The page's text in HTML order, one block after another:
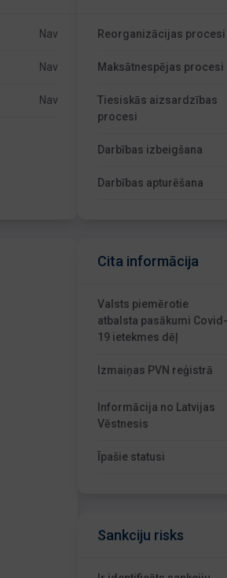
Nav
Nav
Nav
Reorganizācijas procesi
Maksātnespējas procesi
Tiesiskās aizsardzības
procesi
Darbības izbeigšana
Darbības apturēšana
Cita informācija
Valsts piemērotie
atbalsta pasākumi Covid-
19 ietekmes dēļ
Izmaiņas PVN reģistrā
Informācija no Latvijas
Vēstnesis
Īpašie statusi
Sankciju risks